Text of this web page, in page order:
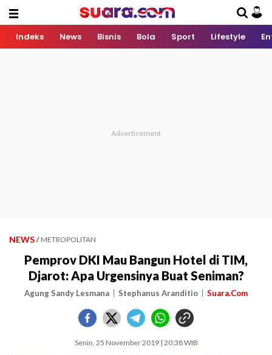
Indeks News Bisnis Bola Sport Lifestyle
NEWS / METROPOLITAN
Pemprov DKI Mau Bangun Hotel di TIM,
Djarot: Apa Urgensinya Buat Seniman?
Agung Sandy Lesmana Stephanus Aranditio Suara.Com
Senin, 25 November 2019 | 20:38 WIB